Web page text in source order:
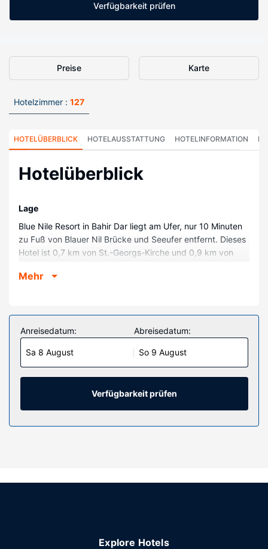
Verfügbarkeit prüfen
Preise Karte
Hotelzimmer : 127
HOTELÜBERBLICK HOTELAUSSTATTUNG HOTELINFORMATION
Hotelüberblick
Lage
Blue Nile Resort in Bahir Dar liegt am Ufer, nur 10 Minuten
zu Fuß von Blauer Nil Brücke und Seeufer entfernt. Dieses
Hotel ist 0,7 km von St.-Georgs-Kirche und 0,9 km von
Zimmer
Minibar und Flachbildfernseher wie zu Hause. In deinem
Zimmer findest du ein Pillowtop-Bett mit Bettwäsche aus
ägyptischer Baumwolle vor. Es gibt einen kostenfreien
Internetzugang per Kabel und WLAN sowie
Satellitenempfang. Es sind eigene Badezimmer mit
Badewannen oder Duschen vorhanden, die über
kostenlose Toilettenartikel und Bidets verfügen.
Ausstattung der Anlage
Gönn dir Massagen oder profitiere von folgenden
liegenden Attraktionen erreichst du mit dem kostenfreien
inbegriffenes Frühstücksbuffet wird täglich von 06:30 Uhr
Mehr
Anreisedatum:
Sa 8 August
Abreisedatum:
So 9 August
Verfügbarkeit prüfen
Explore Hotels